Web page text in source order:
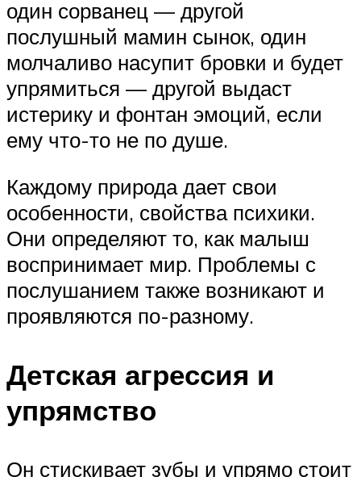
один сорванец — другой
послушный мамин сынок, один
молчаливо насупит бровки и будет
упрямиться — другой выдаст
истерику и фонтан эмоций, если
ему что-то не по душе.
Каждому природа дает свои
особенности, свойства психики.
Они определяют то, как малыш
воспринимает мир. Проблемы с
послушанием также возникают и
проявляются по-разному.
Детская агрессия и
упрямство
Он стискивает зубы и упрямо стоит